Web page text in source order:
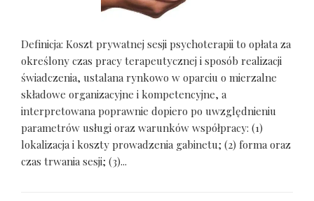
Definicja: Koszt prywatnej sesji psychoterapii to opłata za
określony czas pracy terapeutycznej i sposób realizacji
świadczenia, ustalana rynkowo w oparciu o mierzalne
składowe organizacyjne i kompetencyjne, a
interpretowana poprawnie dopiero po uwzględnieniu
parametrów usługi oraz warunków współpracy: (1)
lokalizacja i koszty prowadzenia gabinetu; (2) forma oraz
czas trwania sesji; (3)...